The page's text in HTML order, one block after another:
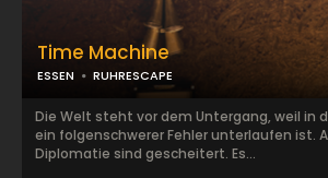
Time Machine
ESSEN RUHRESCAPE
Die Welt steht vor dem Untergang, weil in
ein folgenschwerer Fehler unterlaufen ist.
Diplomatie sind gescheitert. Es...